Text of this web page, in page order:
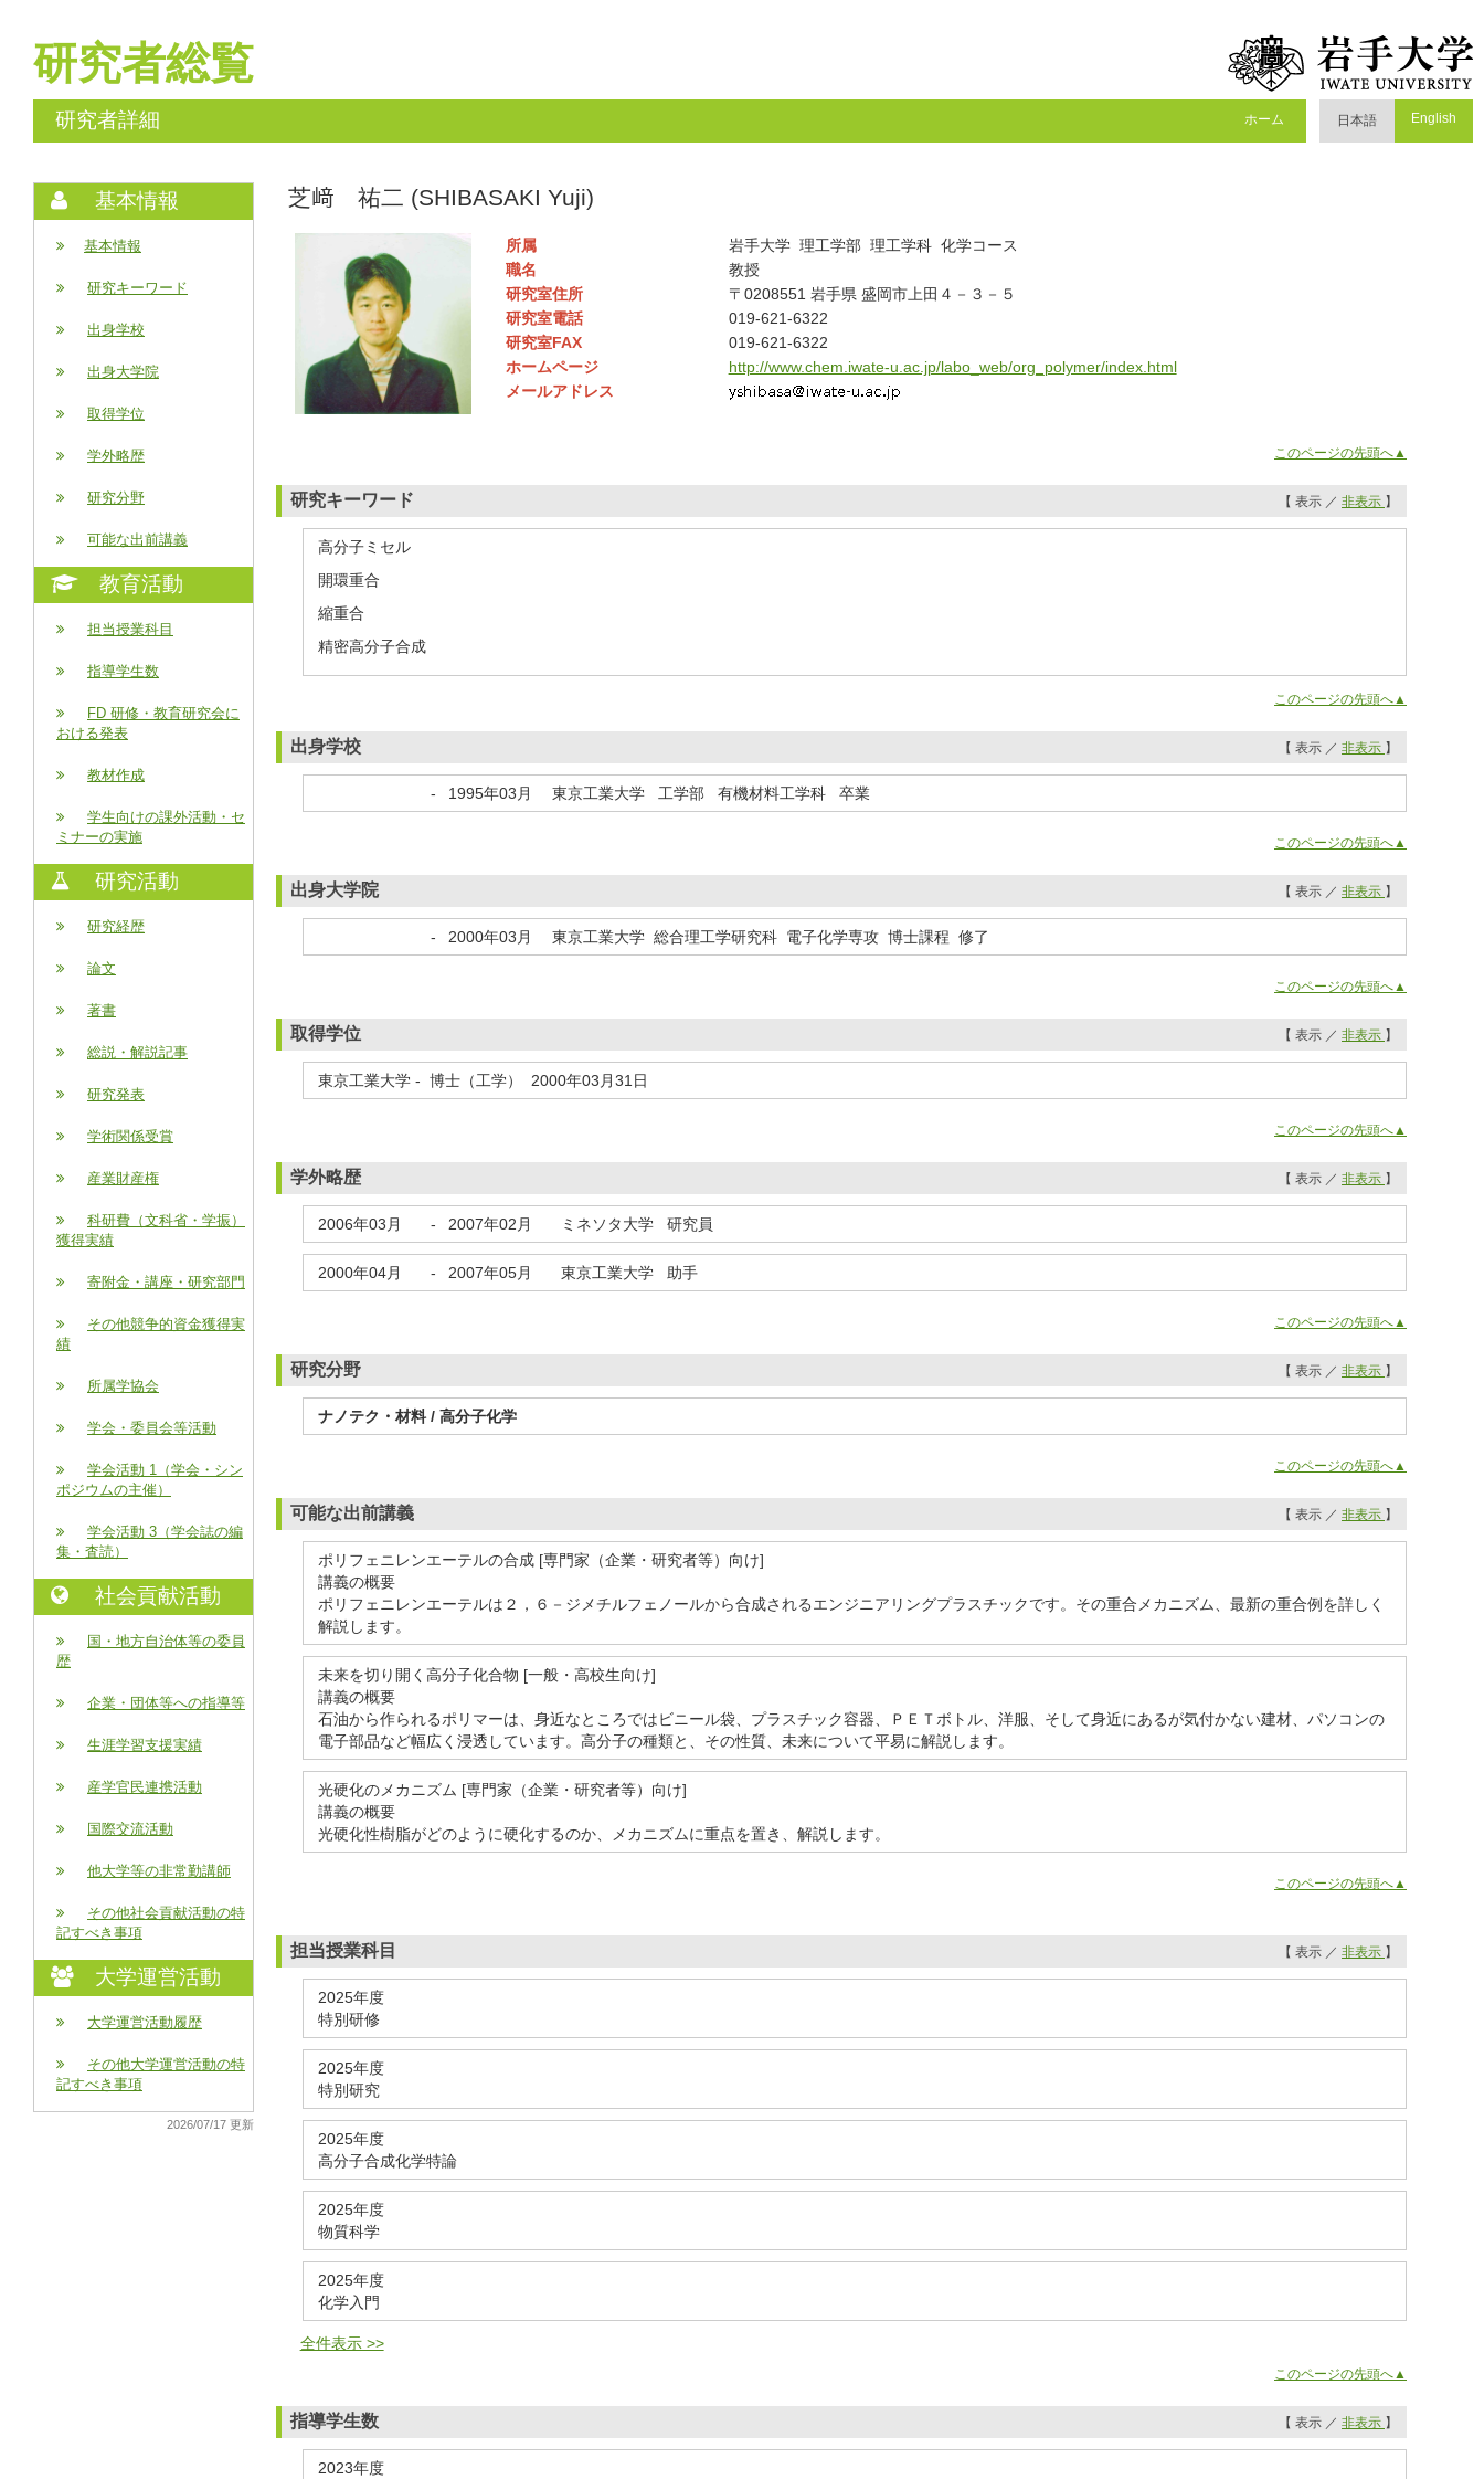
研究者総覧
研究者詳細 ホーム 日本語 English
基本情報
基本情報
研究キーワード
出身学校
出身大学院
取得学位
学外略歴
研究分野
可能な出前講義
教育活動
担当授業科目
指導学生数
FD 研修・教育研究会に
おける発表
教材作成
学生向けの課外活動・セ
ミナーの実施
研究活動
研究経歴
論文
著書
総説・解説記事
研究発表
学術関係受賞
産業財産権
科研費（文科省・学振）
獲得実績
寄附金・講座・研究部門
その他競争的資金獲得実
績
所属学協会
学会・委員会等活動
学会活動 1（学会・シン
ポジウムの主催）
学会活動 3（学会誌の編
集・査読）
社会貢献活動
国・地方自治体等の委員
歴
企業・団体等への指導等
生涯学習支援実績
産学官民連携活動
国際交流活動
他大学等の非常勤講師
その他社会貢献活動の特
記すべき事項
大学運営活動
大学運営活動履歴
その他大学運営活動の特
記すべき事項
2026/07/17 更新
芝﨑 祐二 (SHIBASAKI Yuji)
所属
岩手大学 理工学部 理工学科 化学コース
職名
教授
研究室住所
〒0208551 岩手県 盛岡市上田４－３－５
研究室電話
019-621-6322
研究室FAX
019-621-6322
ホームページ
http://www.chem.iwate-u.ac.jp/labo_web/org_polymer/index.html
メールアドレス
このページの先頭へ▲
研究キーワード 【 表示 ／ 非表示 】
高分子ミセル
開環重合
縮重合
精密高分子合成
このページの先頭へ▲
出身学校 【 表示 ／ 非表示 】
- 1995年03月 東京工業大学 工学部 有機材料工学科 卒業
このページの先頭へ▲
出身大学院 【 表示 ／ 非表示 】
- 2000年03月 東京工業大学 総合理工学研究科 電子化学専攻 博士課程 修了
このページの先頭へ▲
取得学位 【 表示 ／ 非表示 】
東京工業大学 - 博士（工学） 2000年03月31日
このページの先頭へ▲
学外略歴 【 表示 ／ 非表示 】
2006年03月 - 2007年02月 ミネソタ大学 研究員
2000年04月 - 2007年05月 東京工業大学 助手
このページの先頭へ▲
研究分野 【 表示 ／ 非表示 】
ナノテク・材料 / 高分子化学
このページの先頭へ▲
可能な出前講義 【 表示 ／ 非表示 】
ポリフェニレンエーテルの合成 [専門家（企業・研究者等）向け]
講義の概要
ポリフェニレンエーテルは２，６－ジメチルフェノールから合成されるエンジニアリングプラスチックです。その重合メカニズム、最新の重合例を詳しく
解説します。
未来を切り開く高分子化合物 [一般・高校生向け]
講義の概要
石油から作られるポリマーは、身近なところではビニール袋、プラスチック容器、ＰＥＴボトル、洋服、そして身近にあるが気付かない建材、パソコンの
電子部品など幅広く浸透しています。高分子の種類と、その性質、未来について平易に解説します。
光硬化のメカニズム [専門家（企業・研究者等）向け]
講義の概要
光硬化性樹脂がどのように硬化するのか、メカニズムに重点を置き、解説します。
このページの先頭へ▲
担当授業科目 【 表示 ／ 非表示 】
2025年度
特別研修
2025年度
特別研究
2025年度
高分子合成化学特論
2025年度
物質科学
2025年度
化学入門
全件表示 >>
このページの先頭へ▲
指導学生数 【 表示 ／ 非表示 】
2023年度